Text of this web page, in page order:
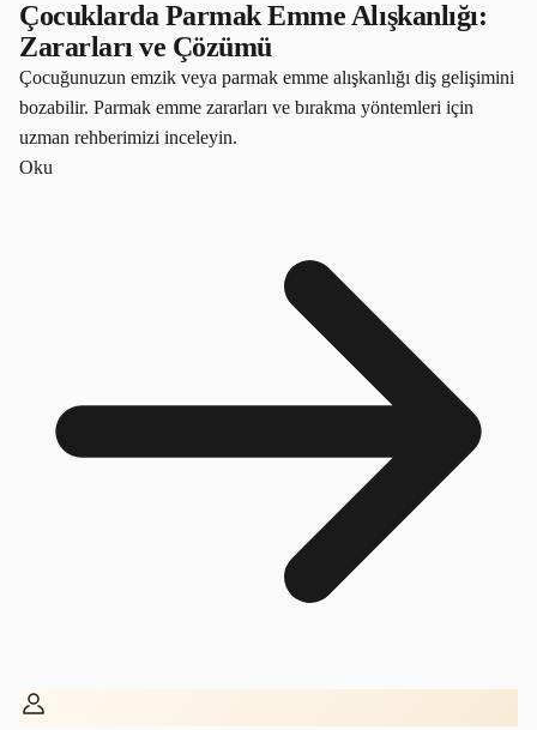
Çocuklarda Parmak Emme Alışkanlığı:
Zararları ve Çözümü
Çocuğunuzun emzik veya parmak emme alışkanlığı diş gelişimini
bozabilir. Parmak emme zararları ve bırakma yöntemleri için
uzman rehberimizi inceleyin.
Oku